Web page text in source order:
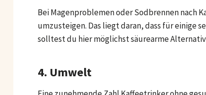
Bei Magenproblemen oder Sodbrennen nach
umzusteigen. Das liegt daran, dass für einige
solltest du hier möglichst säurearme
4. Umwelt